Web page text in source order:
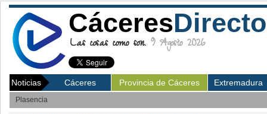
CáceresDirecto
Las cosas como son. 9 Agosto 2026
Noticias Cáceres Provincia de Cáceres Extremadura
Plasencia